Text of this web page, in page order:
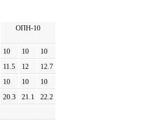
ОПН-10
10 10
10
11.5 12
12.7
10 10
10
20.3 21.1
22.2